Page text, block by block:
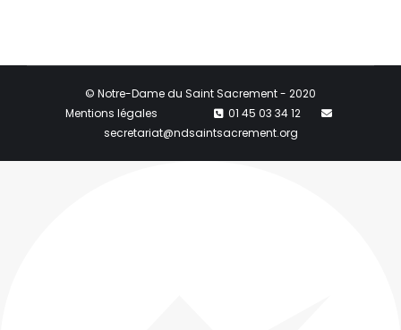
© Notre-Dame du Saint Sacrement - 2020
Mentions légales
01 45 03 34 12
secretariat@ndsaintsacrement.org